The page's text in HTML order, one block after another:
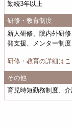
勤続3年以上
研修・教育制度
新人研修、院内外研
発支援、メンター制
研修・教育の詳細はこ
その他
育児時短勤務制度、